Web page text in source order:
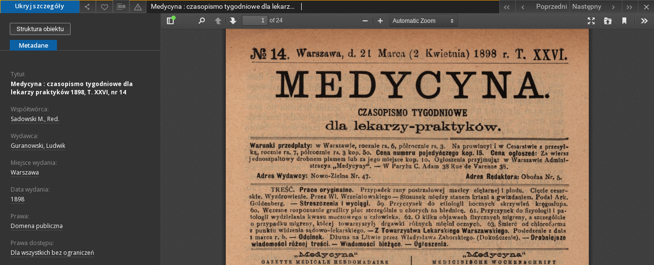
Ukryj szczegóły Medycyna : czasopismo tygodniowe dla lekarzy praktyków 1898, T. XXVI, nr 14 Poprzedni Następny
Struktura obiektu
Metadane
Tytuł:
Medycyna : czasopismo tygodniowe dla
lekarzy praktyków 1898, T. XXVI, nr 14
Współtwórca:
Sadowski M., Red.
Wydawca:
Guranowski, Ludwik
Miejsce wydania:
Warszawa
Data wydania:
1898
Prawa:
Domena publiczna
Prawa dostępu:
Dla wszystkich bez ograniczeń